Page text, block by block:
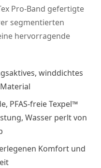
Pro-Band gefertigte
segmentierten
hervorragende
winddichtes
PFAS-freie Texpel™
Wasser perlt von
Komfort und